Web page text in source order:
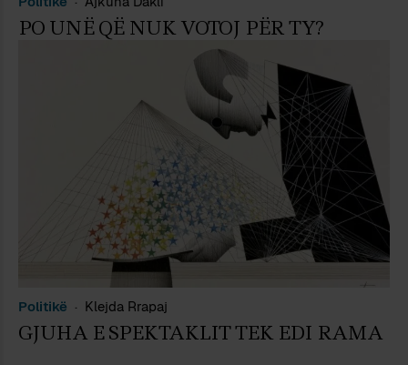
PO UNË QË NUK VOTOJ PËR TY?
Politikë Klejda Rrapaj
GJUHA E SPEKTAKLIT TEK EDI RAMA